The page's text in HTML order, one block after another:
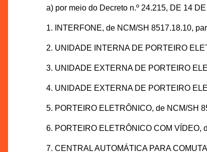
a) por meio do Decreto n.º 24.215, DE 14
1. INTERFONE, de NCM/SH 8517.18.10,
2. UNIDADE INTERNA DE PORTEIRO
3. UNIDADE EXTERNA DE PORTEIRO
4. UNIDADE EXTERNA DE PORTEIRO
5. PORTEIRO ELETRÔNICO, de NCM/SH
6. PORTEIRO ELETRÔNICO COM VÍDEO,
7. CENTRAL AUTOMÁTICA PARA